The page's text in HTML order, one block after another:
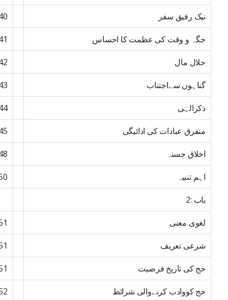
نیک رفیق سفر
جگہ و وقت کی عظمت کا احساس
حلال مال
گناہوں سےاجتناب
ذکرالہٰی
متفرق عبادات کی ادائیگی
اخلاق حسنہ
اہم تنبیہ
باب :2
لغوی معنی
شرعی تعریف
حج کی تاریخ فرضیت
حج کووادب کرنےوالی شرائط